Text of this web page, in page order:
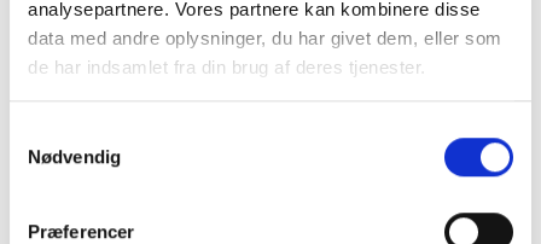
analysepartnere. Vores partnere kan kombinere disse
data med andre oplysninger, du har givet dem, eller som
de har indsamlet fra din brug af deres tjenester.
Nødvendig
Præferencer
16 GB